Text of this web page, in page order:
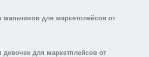
для маркетплейсов от
для маркетплейсов от